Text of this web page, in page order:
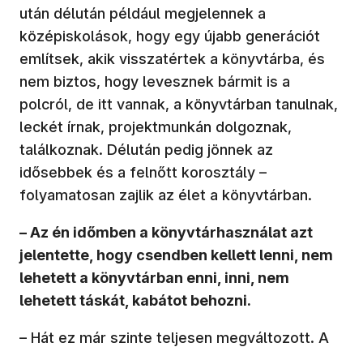
után délután például megjelennek a
középiskolások, hogy egy újabb generációt
említsek, akik visszatértek a könyvtárba, és
nem biztos, hogy levesznek bármit is a
polcról, de itt vannak, a könyvtárban tanulnak,
leckét írnak, projektmunkán dolgoznak,
találkoznak. Délután pedig jönnek az
idősebbek és a felnőtt korosztály –
folyamatosan zajlik az élet a könyvtárban.
– Az én időmben a könyvtárhasználat azt
jelentette, hogy csendben kellett lenni, nem
lehetett a könyvtárban enni, inni, nem
lehetett táskát, kabátot behozni.
– Hát ez már szinte teljesen megváltozott. A